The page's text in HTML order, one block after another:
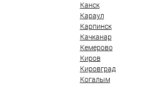
Канск
Караул
Карпинск
Качканар
Кемерово
Киров
Кировград
Когалым